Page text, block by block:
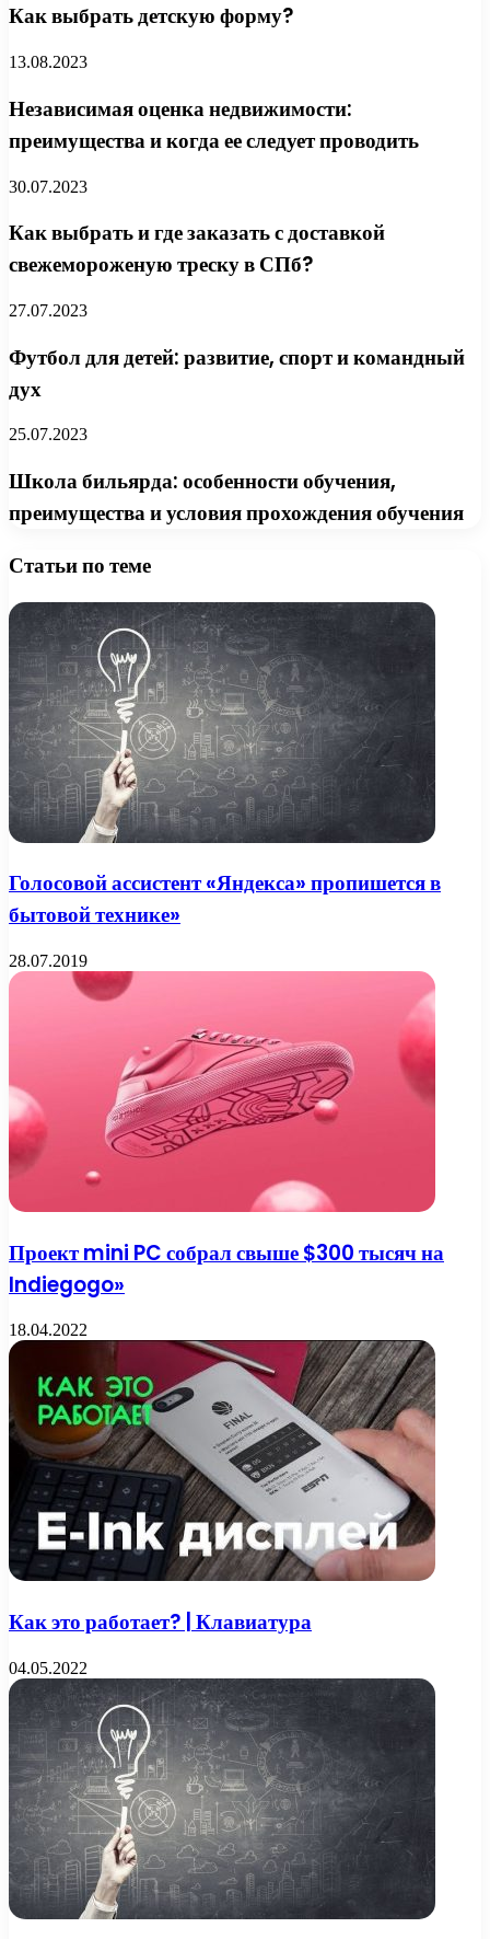
Как выбрать детскую форму?
13.08.2023
Независимая оценка недвижимости:
преимущества и когда ее следует проводить
30.07.2023
Как выбрать и где заказать с доставкой
свежемороженую треску в СПб?
27.07.2023
Футбол для детей: развитие, спорт и командный
дух
25.07.2023
Школа бильярда: особенности обучения,
преимущества и условия прохождения обучения
Статьи по теме
Голосовой ассистент «Яндекса» пропишется в
бытовой технике»
28.07.2019
Проект mini PC собрал свыше $300 тысяч на
Indiegogo»
18.04.2022
Как это работает? | Клавиатура
04.05.2022